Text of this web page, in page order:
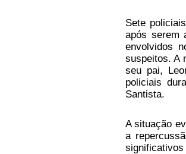
Sete
após serem
envolvidos
suspeitos. A
seu pai,
policiais
Santista.
A situação
a
significativos